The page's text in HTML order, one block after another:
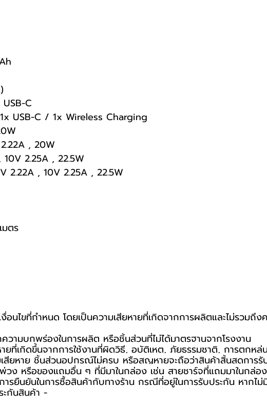
C
USB-C / 1x Wireless Charging
, 20W
2.25A , 22.5W
2.22A , 10V 2.25A , 22.5W
ตร
ไขที่กำหนด โดยเป็นความเสียหายที่เกิดจากการผลิตและไม่รวมถึง
วามบกพร่องในการผลิต หรือชิ้นส่วนที่ไม่ได้มาตรฐานจากโรงงาน
ยที่เกิดขึ้นจากการใช้งานที่ผิดวิธี, อุบัติเหตุ, ภัยธรรมชาติ, การตกห
ยหาย ชิ้นส่วนอุปกรณ์ไม่ครบ หรือสูญหายจะถือว่าสินค้าสิ้นสุดการรั
ง หรือของแถมอื่น ๆ ที่มีมาในกล่อง เช่น สายชาร์จที่แถมมาในกล่อ
ยืนยันในการซื้อสินค้ากับทางร้าน กรณีที่อยู่ในการรับประกัน หากไ
ะกันสินค้า -️